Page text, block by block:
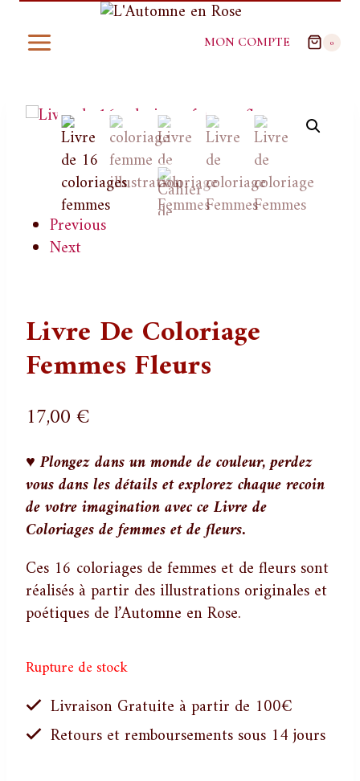
Aller
contenu
MON COMPTE 0
Previous
Next
Livre De Coloriage
Femmes Fleurs
17,00€
♥ Plongez dans un monde de couleur, perdez
vous dans les détails et explorez chaque recoin
de votre imagination avec ce Livre de
Coloriages de femmes et de fleurs.
Ces 16 coloriages de femmes et de fleurs sont
réalisés à partir des illustrations originales et
poétiques de l’Automne en Rose.
Rupture de stock
Livraison Gratuite à partir de 100€
Retours et remboursements sous 14 jours